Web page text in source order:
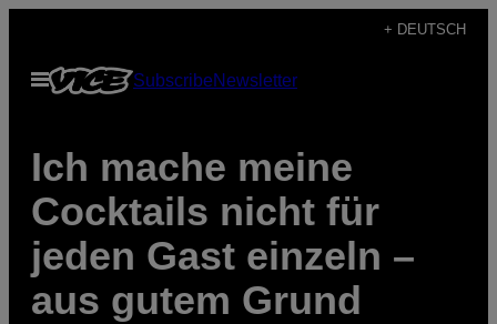
content
+ DEUTSCH
Open
Menu
SubscribeNewsletter
Ich mache meine
Cocktails nicht für
jeden Gast einzeln –
aus gutem Grund